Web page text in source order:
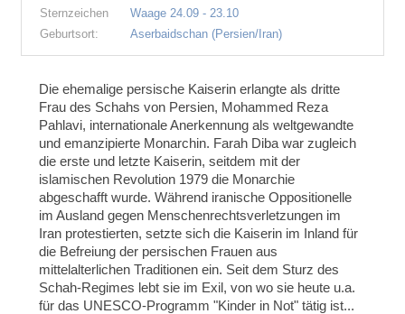
Sternzeichen
Waage 24.09 - 23.10
Geburtsort:
Aserbaidschan (Persien/Iran)
Die ehemalige persische Kaiserin erlangte als dritte
Frau des Schahs von Persien, Mohammed Reza
Pahlavi, internationale Anerkennung als weltgewandte
und emanzipierte Monarchin. Farah Diba war zugleich
die erste und letzte Kaiserin, seitdem mit der
islamischen Revolution 1979 die Monarchie
abgeschafft wurde. Während iranische Oppositionelle
im Ausland gegen Menschenrechtsverletzungen im
Iran protestierten, setzte sich die Kaiserin im Inland für
die Befreiung der persischen Frauen aus
mittelalterlichen Traditionen ein. Seit dem Sturz des
Schah-Regimes lebt sie im Exil, von wo sie heute u.a.
für das UNESCO-Programm "Kinder in Not" tätig ist...